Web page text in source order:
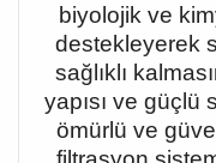
biyolojik ve
destekleyerek
sağlıklı
yapısı ve güçlü
ömürlü ve